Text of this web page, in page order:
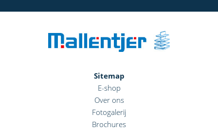
Sitemap
E-shop
Over ons
Fotogalerij
Brochures